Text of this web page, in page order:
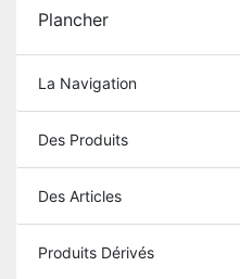
Plancher
La Navigation
Des Produits
Des Articles
Produits Dérivés